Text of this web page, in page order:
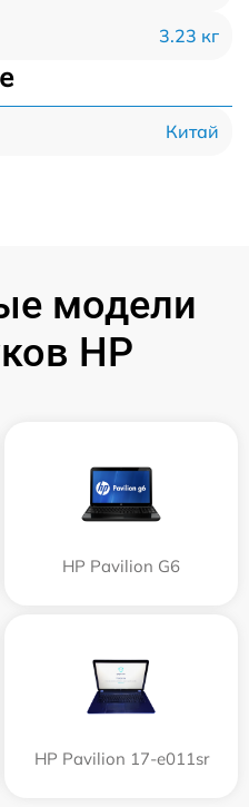
3.23 кг
Китай
модели
HP
HP Pavilion G6
HP Pavilion 17-e011sr